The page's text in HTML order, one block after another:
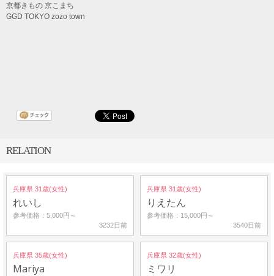
京都きもの 京こまち
GGD TOKYO zozo town
RELATION
兵庫県 31歳(女性)
れいし
参考価格：5,000円～
3232日前
兵庫県 31歳(女性)
りえたん
参考価格：15,000円～
3540日前
兵庫県 35歳(女性)
Mariya
兵庫県 32歳(女性)
ミワリ